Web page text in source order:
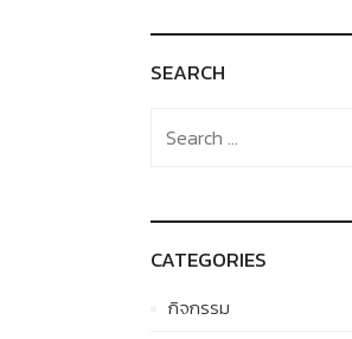
SEARCH
for:
CATEGORIES
กิจกรรม